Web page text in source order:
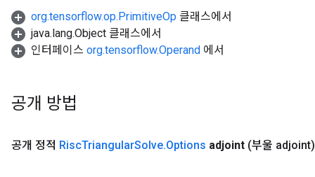
org.tensorflow.op.PrimitiveOp 클래스에서
java.lang.Object 클래스에서
인터페이스 org.tensorflow.Operand 에서
공개 방법
공개 정적 RiscTriangularSolve.Options adjoint (부울 adjoint)